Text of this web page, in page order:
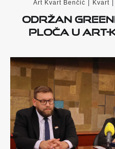
Art Kvart Benčić Kvart
Održan
ploča u Art-